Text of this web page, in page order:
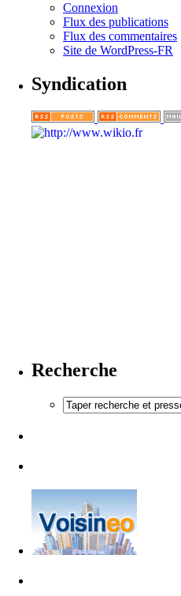
Connexion
Flux des publications
Flux des commentaires
Site de WordPress-FR
Syndication
Recherche